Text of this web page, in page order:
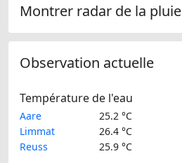
Montrer radar de la pluie
Observation actuelle
Température de l'eau
Aare
25.2 °C
Limmat
26.4 °C
Reuss
25.9 °C